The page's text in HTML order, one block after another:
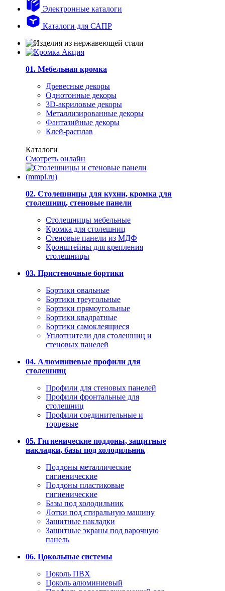
Электронные каталоги
Каталоги для САПР
01. Мебельная кромка
Древесные декоры
Однотонные декоры
3D-акриловые декоры
Металлизированные декоры
Фантазийные декоры
Клей-расплав
Каталоги
Смотреть онлайн
02. Столешницы для кухни, кромка для
столешниц, стеновые панели
Столешницы мебельные
Кромка для столешниц
Стеновые панели из МДФ
Кронштейны для крепления
столешницы
03. Пристеночные бортики
Бортики овальные
Бортики треугольные
Бортики прямоугольные
Бортики квадратные
Бортики самоклеящиеся
Уплотнители для столешниц и
стеновых панелей
04. Алюминиевые профили для
столешниц
Профили для стеновых панелей
Профили фронтальные для
столешниц
Профили соединительные и
торцевые
05. Гигиенические поддоны, защитные
накладки, базы под холодильник
Поддоны металлические
гигиенические
Поддоны пластиковые
гигиенические
Базы под холодильник
Лотки под стиральную машину
Защитные накладки
Защитные экраны под варочную
панель
06. Цокольные системы
Цоколь ПВХ
Цоколь алюминиевый